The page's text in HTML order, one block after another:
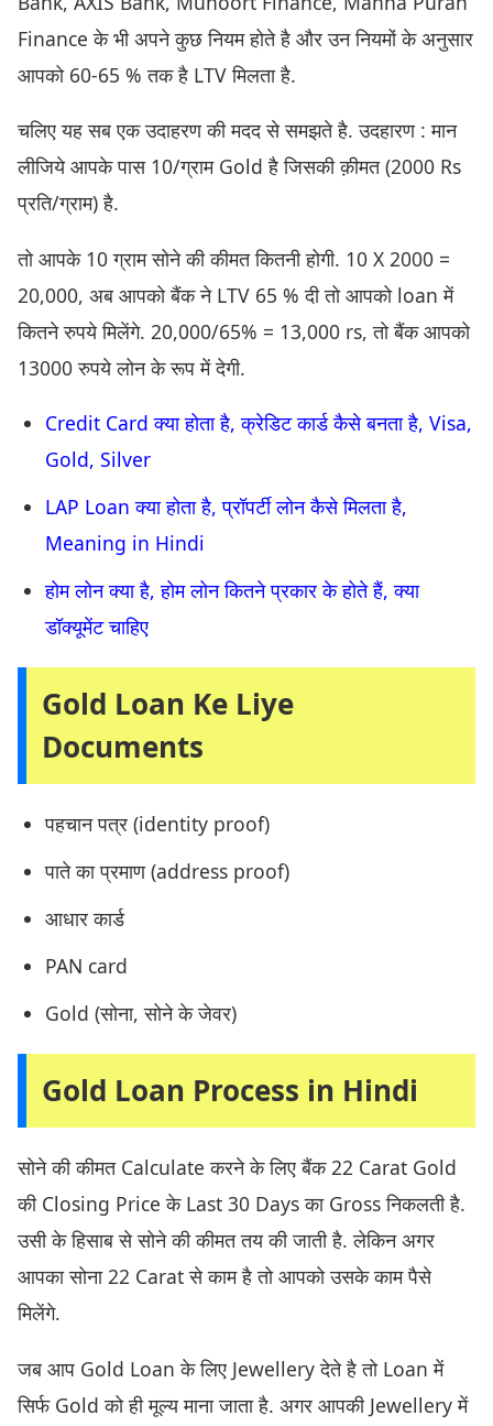
Finance के भी अपने कुछ नियम होते है और उन नियमों के अनुसार
आपको 60-65 % तक है LTV मिलता है.
चलिए यह सब एक उदाहरण की मदद से समझते है. उदहारण : मान
लीजिये आपके पास 10/ग्राम Gold है जिसकी क़ीमत (2000 Rs
प्रति/ग्राम) है.
तो आपके 10 ग्राम सोने की कीमत कितनी होगी. 10 X 2000 =
20,000, अब आपको बैंक ने LTV 65 % दी तो आपको loan में
कितने रुपये मिलेंगे. 20,000/65% = 13,000 rs, तो बैंक आपको
13000 रुपये लोन के रूप में देगी.
Credit Card क्या होता है, क्रेडिट कार्ड कैसे बनता है, Visa,
Gold, Silver
LAP Loan क्या होता है, प्रॉपर्टी लोन कैसे मिलता है,
Meaning in Hindi
होम लोन क्या है, होम लोन कितने प्रकार के होते हैं, क्या
डॉक्यूमेंट चाहिए
Gold Loan Ke Liye
Documents
पहचान पत्र (identity proof)
पाते का प्रमाण (address proof)
आधार कार्ड
PAN card
Gold (सोना, सोने के जेवर)
Gold Loan Process in Hindi
सोने की कीमत Calculate करने के लिए बैंक 22 Carat Gold
की Closing Price के Last 30 Days का Gross निकलती है.
उसी के हिसाब से सोने की कीमत तय की जाती है. लेकिन अगर
आपका सोना 22 Carat से काम है तो आपको उसके काम पैसे
मिलेंगे.
जब आप Gold Loan के लिए Jewellery देते है तो Loan में
सिर्फ Gold को ही मूल्य माना जाता है. अगर आपकी Jewellery में